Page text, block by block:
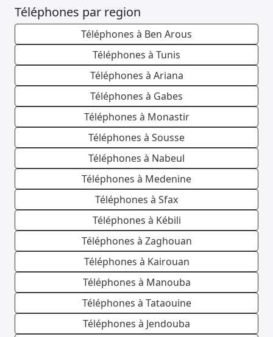
Téléphones par region
Téléphones à Ben Arous
Téléphones à Tunis
Téléphones à Ariana
Téléphones à Gabes
Téléphones à Monastir
Téléphones à Sousse
Téléphones à Nabeul
Téléphones à Medenine
Téléphones à Sfax
Téléphones à Kébili
Téléphones à Zaghouan
Téléphones à Kairouan
Téléphones à Manouba
Téléphones à Tataouine
Téléphones à Jendouba